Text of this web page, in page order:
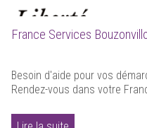
France Services
Besoin d'aide pour vos
Rendez-vous dans votre